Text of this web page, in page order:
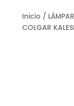
Inicio /
COLGAR